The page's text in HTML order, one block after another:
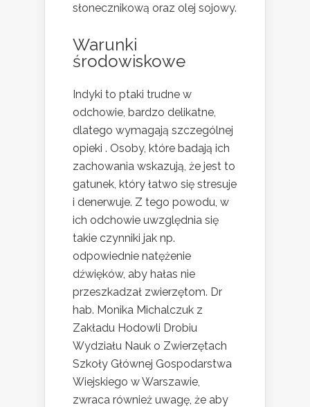
słonecznikową oraz olej sojowy.
Warunki
środowiskowe
Indyki to ptaki trudne w
odchowie, bardzo delikatne,
dlatego wymagają szczególnej
opieki . Osoby, które badają ich
zachowania wskazują, że jest to
gatunek, który łatwo się stresuje
i denerwuje. Z tego powodu, w
ich odchowie uwzględnia się
takie czynniki jak np.
odpowiednie natężenie
dźwięków, aby hałas nie
przeszkadzał zwierzętom. Dr
hab. Monika Michalczuk z
Zakładu Hodowli Drobiu
Wydziału Nauk o Zwierzętach
Szkoły Głównej Gospodarstwa
Wiejskiego w Warszawie,
zwraca również uwagę, że aby